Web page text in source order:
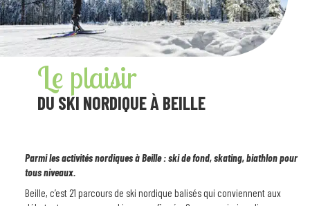
Le plaisir
DU SKI NORDIQUE À BEILLE
Parmi les activités nordiques à Beille : ski de fond, skating, biathlon pour
tous niveaux.
Beille, c’est 21 parcours de ski nordique balisés qui conviennent aux